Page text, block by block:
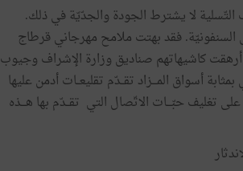
التّسلية لا يشترط الجودة والجدّيّة في ذلك.
السنفونيّة. فقد بهتت ملامح مهرجاني قرطاج
كاشيهاتهم صناديق وزارة الإشراف وجيوب
أسواق المـــزاد تقــدّم تقليعــات أدمن عليها
حبّـــات الاتّصال التي تقــدّم بها هـــذه